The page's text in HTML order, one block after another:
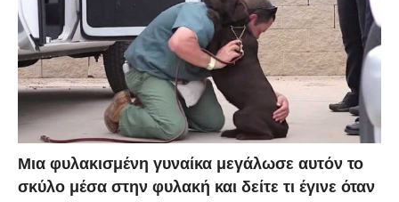
Μια φυλακισμένη γυναίκα μεγάλωσε αυτόν το
σκύλο μέσα στην φυλακή και δείτε τι έγινε όταν